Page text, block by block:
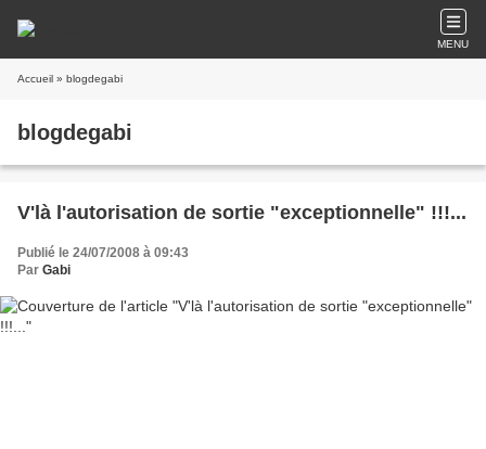
MENU
Accueil » blogdegabi
blogdegabi
V'là l'autorisation de sortie "exceptionnelle" !!!...
Publié le 24/07/2008 à 09:43
Par Gabi